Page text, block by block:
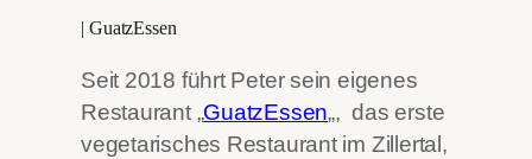
| GuatzEssen
Seit 2018 führt Peter sein eigenes
Restaurant „GuatzEssen„, das erste
vegetarisches Restaurant im Zillertal,